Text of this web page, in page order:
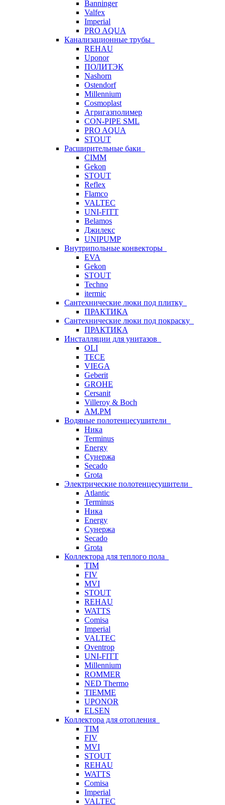
Banninger
Valfex
Imperial
PRO AQUA
Канализационные трубы
REHAU
Uponor
ПОЛИТЭК
Nashorn
Ostendorf
Millennium
Cosmoplast
Агригазполимер
CON-PIPE SML
PRO AQUA
STOUT
Расширительные баки
CIMM
Gekon
STOUT
Reflex
Flamco
VALTEC
UNI-FITT
Belamos
Джилекс
UNIPUMP
Внутрипольные конвекторы
EVA
Gekon
STOUT
Techno
itermic
Сантехнические люки под плитку
ПРАКТИКА
Сантехнические люки под покраску
ПРАКТИКА
Инсталляции для унитазов
OLI
TECE
VIEGA
Geberit
GROHE
Cersanit
Villeroy & Boch
AM.PM
Водяные полотенцесушители
Ника
Terminus
Energy
Сунержа
Secado
Grota
Электрические полотенцесушители
Atlantic
Terminus
Ника
Energy
Сунержа
Secado
Grota
Коллектора для теплого пола
TIM
FIV
MVI
STOUT
REHAU
WATTS
Comisa
Imperial
VALTEC
Oventrop
UNI-FITT
Millennium
ROMMER
NED Thermo
TIEMME
UPONOR
ELSEN
Коллектора для отопления
TIM
FIV
MVI
STOUT
REHAU
WATTS
Comisa
Imperial
VALTEC